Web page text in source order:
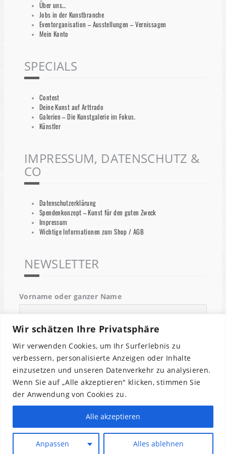
Wir schätzen Ihre Privatsphäre
Wir verwenden Cookies, um Ihr Surferlebnis zu
verbessern, personalisierte Anzeigen oder Inhalte
einzusetzen und unseren Datenverkehr zu analysieren.
Wenn Sie auf „Alle akzeptieren" klicken, stimmen Sie
der Anwendung von Cookies zu.
Anpassen Alles ablehnen
Alle akzeptieren
Über uns…
Jobs in der Kunstbranche
Eventorganisation – Ausstellungen – Vernissagen
Mein Konto
SPECIALS
Contest
Deine Kunst auf Arttrado
Galerien – Die Kunstgalerie im Fokus.
Künstler
IMPRESSUM, DATENSCHUTZ &
CO
Datenschutzerklärung
Spendenkonzept – Kunst für den guten Zweck
Impressum
Wichtige Informationen zum Shop / AGB
NEWSLETTER
Vorname oder ganzer Name
Email
Indem Du fortfährst, akzeptierst Du unsere
Datenschutzerklärung.